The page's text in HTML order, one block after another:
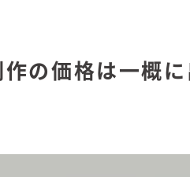
の価格は一概